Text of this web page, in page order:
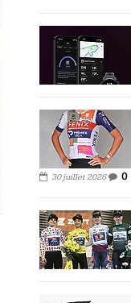
30 juillet 2026 0